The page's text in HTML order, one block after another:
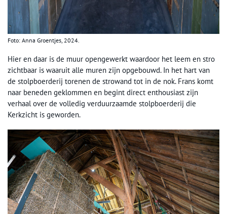
Foto: Anna Groentjes, 2024.
Hier en daar is de muur opengewerkt waardoor het leem en stro
zichtbaar is waaruit alle muren zijn opgebouwd. In het hart van
de stolpboerderij torenen de strowand tot in de nok. Frans komt
naar beneden geklommen en begint direct enthousiast zijn
verhaal over de volledig verduurzaamde stolpboerderij die
Kerkzicht is geworden.